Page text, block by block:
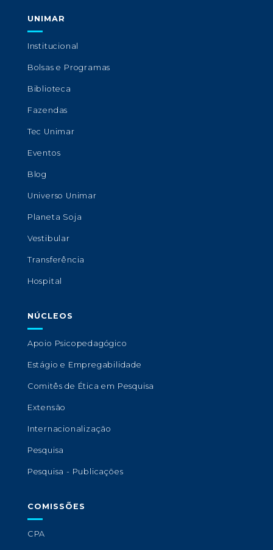
UNIMAR
Institucional
Bolsas e Programas
Biblioteca
Fazendas
Tec Unimar
Eventos
Blog
Universo Unimar
Planeta Soja
Vestibular
Transferência
Hospital
NÚCLEOS
Apoio Psicopedagógico
Estágio e Empregabilidade
Comitês de Ética em Pesquisa
Extensão
Internacionalização
Pesquisa
Pesquisa - Publicações
COMISSÕES
CPA